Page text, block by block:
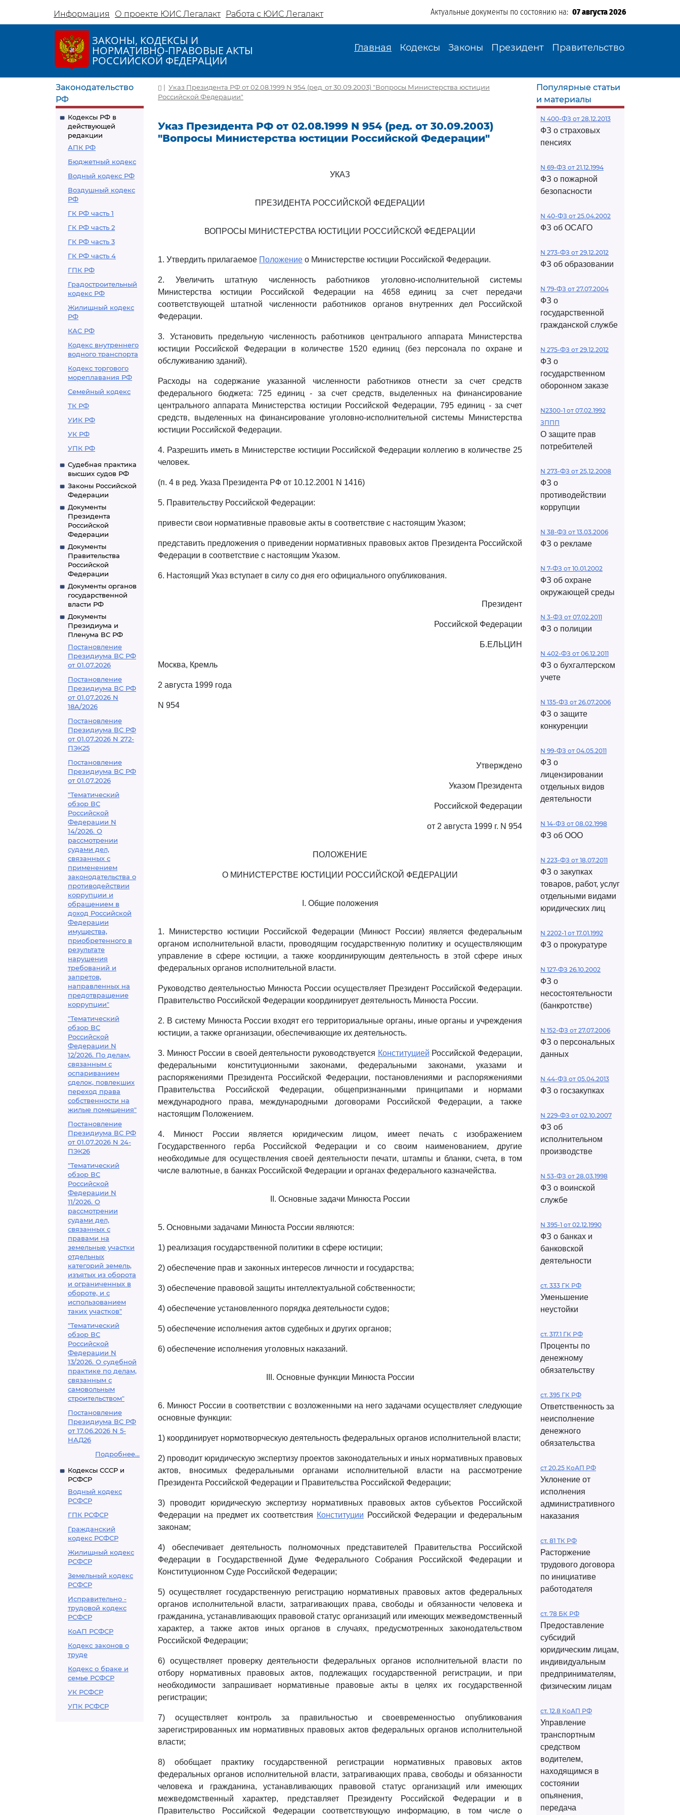
Информация О проекте ЮИС Легалакт Работа с ЮИС Легалакт Актуальные документы по состоянию на: 07 августа 2026
ЗАКОНЫ, КОДЕКСЫ И
НОРМАТИВНО-ПРАВОВЫЕ АКТЫ
РОССИЙСКОЙ ФЕДЕРАЦИИ
Главная Кодексы Законы Президент Правительство
Законодательство
РФ
Кодексы РФ в
действующей
редакции
АПК РФ
Бюджетный кодекс
Водный кодекс РФ
Воздушный кодекс
РФ
ГК РФ часть 1
ГК РФ часть 2
ГК РФ часть 3
ГК РФ часть 4
ГПК РФ
Градостроительный
кодекс РФ
Жилищный кодекс
РФ
КАС РФ
Кодекс внутреннего
водного транспорта
Кодекс торгового
мореплавания РФ
Семейный кодекс
ТК РФ
УИК РФ
УК РФ
УПК РФ
Судебная практика
высших судов РФ
Законы Российской
Федерации
Документы
Президента
Российской
Федерации
Документы
Правительства
Российской
Федерации
Документы органов
государственной
власти РФ
Документы
Президиума и
Пленума ВС РФ
Постановление
Президиума ВС РФ
от 01.07.2026
Постановление
Президиума ВС РФ
от 01.07.2026 N
18А/2026
Постановление
Президиума ВС РФ
от 01.07.2026 N 272-
ПЭК25
Постановление
Президиума ВС РФ
от 01.07.2026
"Тематический
обзор ВС
Российской
Федерации N
14/2026. О
рассмотрении
судами дел,
связанных с
применением
законодательства о
противодействии
коррупции и
обращением в
доход Российской
Федерации
имущества,
приобретенного в
результате
нарушения
требований и
запретов,
направленных на
предотвращение
коррупции"
"Тематический
обзор ВС
Российской
Федерации N
12/2026. По делам,
связанным с
оспариванием
сделок, повлекших
переход права
собственности на
жилые помещения"
Постановление
Президиума ВС РФ
от 01.07.2026 N 24-
ПЭК26
"Тематический
обзор ВС
Российской
Федерации N
11/2026. О
рассмотрении
судами дел,
связанных с
правами на
земельные участки
отдельных
категорий земель,
изъятых из оборота
и ограниченных в
обороте, и с
использованием
таких участков"
"Тематический
обзор ВС
Российской
Федерации N
13/2026. О судебной
практике по делам,
связанным с
самовольным
строительством"
Постановление
Президиума ВС РФ
от 17.06.2026 N 5-
НАД26
Подробнее...
Кодексы СССР и
РСФСР
Водный кодекс
РСФСР
ГПК РСФСР
Гражданский
кодекс РСФСР
Жилищный кодекс
РСФСР
Земельный кодекс
РСФСР
Исправительно -
трудовой кодекс
РСФСР
КоАП РСФСР
Кодекс законов о
труде
Кодекс о браке и
семье РСФСР
УК РСФСР
УПК РСФСР
| Указ Президента РФ от 02.08.1999 N 954 (ред. от 30.09.2003) "Вопросы Министерства юстиции
Российской Федерации"
Указ Президента РФ от 02.08.1999 N 954 (ред. от 30.09.2003)
"Вопросы Министерства юстиции Российской Федерации"
УКАЗ
ПРЕЗИДЕНТА РОССИЙСКОЙ ФЕДЕРАЦИИ
ВОПРОСЫ МИНИСТЕРСТВА ЮСТИЦИИ РОССИЙСКОЙ ФЕДЕРАЦИИ
1. Утвердить прилагаемое Положение о Министерстве юстиции Российской Федерации.
2. Увеличить штатную численность работников уголовно-исполнительной системы
Министерства юстиции Российской Федерации на 4658 единиц за счет передачи
соответствующей штатной численности работников органов внутренних дел Российской
Федерации.
3. Установить предельную численность работников центрального аппарата Министерства
юстиции Российской Федерации в количестве 1520 единиц (без персонала по охране и
обслуживанию зданий).
Расходы на содержание указанной численности работников отнести за счет средств
федерального бюджета: 725 единиц - за счет средств, выделенных на финансирование
центрального аппарата Министерства юстиции Российской Федерации, 795 единиц - за счет
средств, выделенных на финансирование уголовно-исполнительной системы Министерства
юстиции Российской Федерации.
4. Разрешить иметь в Министерстве юстиции Российской Федерации коллегию в количестве 25
человек.
(п. 4 в ред. Указа Президента РФ от 10.12.2001 N 1416)
5. Правительству Российской Федерации:
привести свои нормативные правовые акты в соответствие с настоящим Указом;
представить предложения о приведении нормативных правовых актов Президента Российской
Федерации в соответствие с настоящим Указом.
6. Настоящий Указ вступает в силу со дня его официального опубликования.
Президент
Российской Федерации
Б.ЕЛЬЦИН
Москва, Кремль
2 августа 1999 года
N 954
Утверждено
Указом Президента
Российской Федерации
от 2 августа 1999 г. N 954
ПОЛОЖЕНИЕ
О МИНИСТЕРСТВЕ ЮСТИЦИИ РОССИЙСКОЙ ФЕДЕРАЦИИ
I. Общие положения
1. Министерство юстиции Российской Федерации (Минюст России) является федеральным
органом исполнительной власти, проводящим государственную политику и осуществляющим
управление в сфере юстиции, а также координирующим деятельность в этой сфере иных
федеральных органов исполнительной власти.
Руководство деятельностью Минюста России осуществляет Президент Российской Федерации.
Правительство Российской Федерации координирует деятельность Минюста России.
2. В систему Минюста России входят его территориальные органы, иные органы и учреждения
юстиции, а также организации, обеспечивающие их деятельность.
3. Минюст России в своей деятельности руководствуется Конституцией Российской Федерации,
федеральными конституционными законами, федеральными законами, указами и
распоряжениями Президента Российской Федерации, постановлениями и распоряжениями
Правительства Российской Федерации, общепризнанными принципами и нормами
международного права, международными договорами Российской Федерации, а также
настоящим Положением.
4. Минюст России является юридическим лицом, имеет печать с изображением
Государственного герба Российской Федерации и со своим наименованием, другие
необходимые для осуществления своей деятельности печати, штампы и бланки, счета, в том
числе валютные, в банках Российской Федерации и органах федерального казначейства.
II. Основные задачи Минюста России
5. Основными задачами Минюста России являются:
1) реализация государственной политики в сфере юстиции;
2) обеспечение прав и законных интересов личности и государства;
3) обеспечение правовой защиты интеллектуальной собственности;
4) обеспечение установленного порядка деятельности судов;
5) обеспечение исполнения актов судебных и других органов;
6) обеспечение исполнения уголовных наказаний.
III. Основные функции Минюста России
6. Минюст России в соответствии с возложенными на него задачами осуществляет следующие
основные функции:
1) координирует нормотворческую деятельность федеральных органов исполнительной власти;
2) проводит юридическую экспертизу проектов законодательных и иных нормативных правовых
актов, вносимых федеральными органами исполнительной власти на рассмотрение
Президента Российской Федерации и Правительства Российской Федерации;
3) проводит юридическую экспертизу нормативных правовых актов субъектов Российской
Федерации на предмет их соответствия Конституции Российской Федерации и федеральным
законам;
4) обеспечивает деятельность полномочных представителей Правительства Российской
Федерации в Государственной Думе Федерального Собрания Российской Федерации и
Конституционном Суде Российской Федерации;
5) осуществляет государственную регистрацию нормативных правовых актов федеральных
органов исполнительной власти, затрагивающих права, свободы и обязанности человека и
гражданина, устанавливающих правовой статус организаций или имеющих межведомственный
характер, а также актов иных органов в случаях, предусмотренных законодательством
Российской Федерации;
6) осуществляет проверку деятельности федеральных органов исполнительной власти по
отбору нормативных правовых актов, подлежащих государственной регистрации, и при
необходимости запрашивает нормативные правовые акты в целях их государственной
регистрации;
7) осуществляет контроль за правильностью и своевременностью опубликования
зарегистрированных им нормативных правовых актов федеральных органов исполнительной
власти;
8) обобщает практику государственной регистрации нормативных правовых актов
федеральных органов исполнительной власти, затрагивающих права, свободы и обязанности
человека и гражданина, устанавливающих правовой статус организаций или имеющих
межведомственный характер, представляет Президенту Российской Федерации и в
Правительство Российской Федерации соответствующую информацию, в том числе о
Популярные статьи
и материалы
N 400-ФЗ от 28.12.2013
ФЗ о страховых
пенсиях
N 69-ФЗ от 21.12.1994
ФЗ о пожарной
безопасности
N 40-ФЗ от 25.04.2002
ФЗ об ОСАГО
N 273-ФЗ от 29.12.2012
ФЗ об образовании
N 79-ФЗ от 27.07.2004
ФЗ о
государственной
гражданской службе
N 275-ФЗ от 29.12.2012
ФЗ о
государственном
оборонном заказе
N2300-1 от 07.02.1992
ЗППП
О защите прав
потребителей
N 273-ФЗ от 25.12.2008
ФЗ о
противодействии
коррупции
N 38-ФЗ от 13.03.2006
ФЗ о рекламе
N 7-ФЗ от 10.01.2002
ФЗ об охране
окружающей среды
N 3-ФЗ от 07.02.2011
ФЗ о полиции
N 402-ФЗ от 06.12.2011
ФЗ о бухгалтерском
учете
N 135-ФЗ от 26.07.2006
ФЗ о защите
конкуренции
N 99-ФЗ от 04.05.2011
ФЗ о
лицензировании
отдельных видов
деятельности
N 14-ФЗ от 08.02.1998
ФЗ об ООО
N 223-ФЗ от 18.07.2011
ФЗ о закупках
товаров, работ, услуг
отдельными видами
юридических лиц
N 2202-1 от 17.01.1992
ФЗ о прокуратуре
N 127-ФЗ 26.10.2002
ФЗ о
несостоятельности
(банкротстве)
N 152-ФЗ от 27.07.2006
ФЗ о персональных
данных
N 44-ФЗ от 05.04.2013
ФЗ о госзакупках
N 229-ФЗ от 02.10.2007
ФЗ об
исполнительном
производстве
N 53-ФЗ от 28.03.1998
ФЗ о воинской
службе
N 395-1 от 02.12.1990
ФЗ о банках и
банковской
деятельности
ст. 333 ГК РФ
Уменьшение
неустойки
ст. 317.1 ГК РФ
Проценты по
денежному
обязательству
ст. 395 ГК РФ
Ответственность за
неисполнение
денежного
обязательства
ст 20.25 КоАП РФ
Уклонение от
исполнения
административного
наказания
ст. 81 ТК РФ
Расторжение
трудового договора
по инициативе
работодателя
ст. 78 БК РФ
Предоставление
субсидий
юридическим лицам,
индивидуальным
предпринимателям,
физическим лицам
ст. 12.8 КоАП РФ
Управление
транспортным
средством
водителем,
находящимся в
состоянии
опьянения,
передача